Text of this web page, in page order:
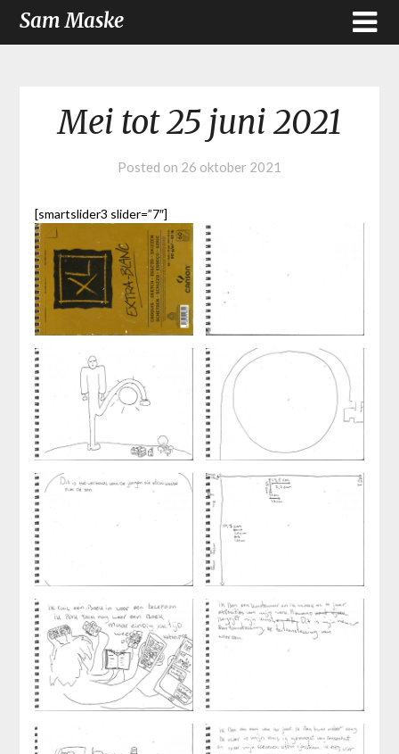
Sam Maske
Mei tot 25 juni 2021
Posted on 26 oktober 2021
[smartslider3 slider=”7″]